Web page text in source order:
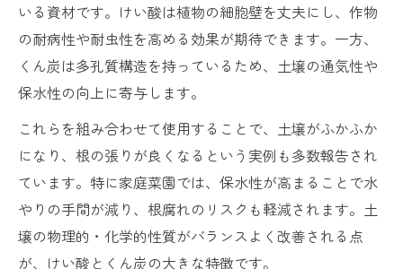
くん炭の量とけい酸効果のバランス調整術
けい酸を使った家庭菜園の土壌改良の進め
方
けい酸とくん炭が保水性と通気性に与える
影響
けい酸とくん炭で根の張りやすい環境づく
り
作物の品質向上へ導くけい酸とくん炭の相乗効
果
いる資材です。けい酸は植物の細胞壁を丈夫にし、作物
の耐病性や耐虫性を高める効果が期待できます。一方、
くん炭は多孔質構造を持っているため、土壌の通気性や
保水性の向上に寄与します。
これらを組み合わせて使用することで、土壌がふかふか
になり、根の張りが良くなるという実例も多数報告され
ています。特に家庭菜園では、保水性が高まることで水
やりの手間が減り、根腐れのリスクも軽減されます。土
壌の物理的・化学的性質がバランスよく改善される点
が、けい酸とくん炭の大きな特徴です。